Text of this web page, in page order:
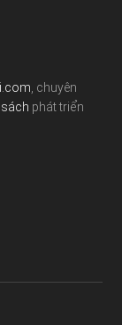
, chuyên
sách phát triển